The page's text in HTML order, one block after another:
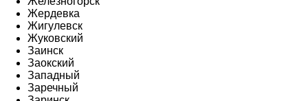
Жердевка
Жигулевск
Жуковский
Заинск
Заокский
Западный
Заречный